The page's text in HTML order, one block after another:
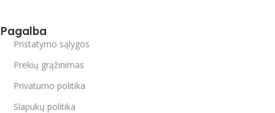
Pagalba
Pristatymo sąlygos
Prekių grąžinimas
Privatumo politika
Slapukų politika